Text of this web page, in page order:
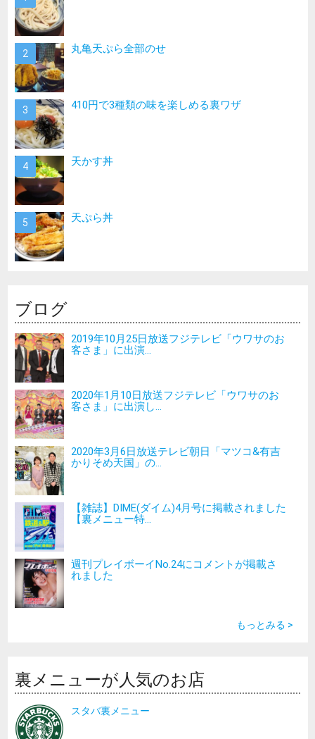
丸亀天ぷら全部のせ
410円で3種類の味を楽しめる裏ワザ
天かす丼
天ぷら丼
ブログ
2019年10月25日放送フジテレビ「ウワサのお
客さま」に出演...
2020年1月10日放送フジテレビ「ウワサのお
客さま」に出演し...
2020年3月6日放送テレビ朝日「マツコ&有吉
かりそめ天国」の...
【雑誌】DIME(ダイム)4月号に掲載されました
【裏メニュー特...
週刊プレイボーイNo.24にコメントが掲載さ
れました
もっとみる >
裏メニューが人気のお店
スタバ裏メニュー